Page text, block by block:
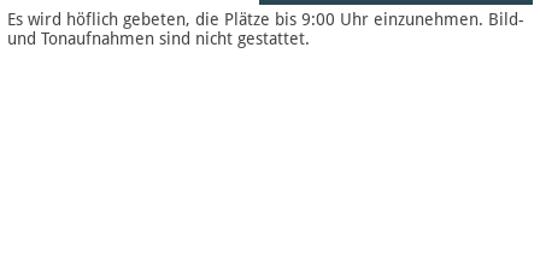
Es wird höflich gebeten, die Plätze bis 9:00 Uhr einzunehmen. Bild-
und Tonaufnahmen sind nicht gestattet.